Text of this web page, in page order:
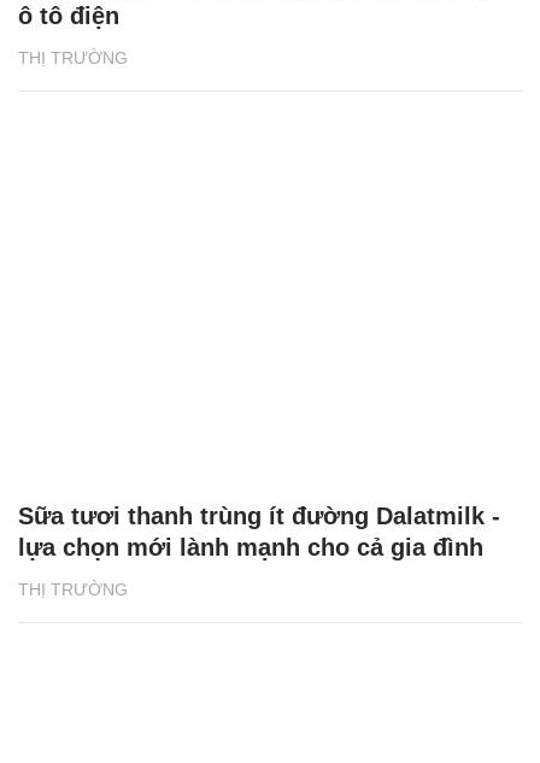
THỊ TRƯỜNG
ô tô điện
THỊ TRƯỜNG
Sữa tươi thanh trùng ít đường Dalatmilk -
lựa chọn mới lành mạnh cho cả gia đình